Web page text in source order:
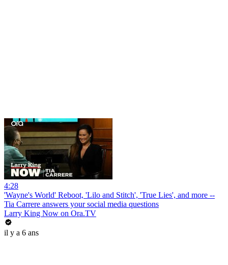
4:28
'Wayne's World' Reboot, 'Lilo and Stitch', 'True Lies', and more --
Tia Carrere answers your social media questions
Larry King Now on Ora.TV
il y a 6 ans